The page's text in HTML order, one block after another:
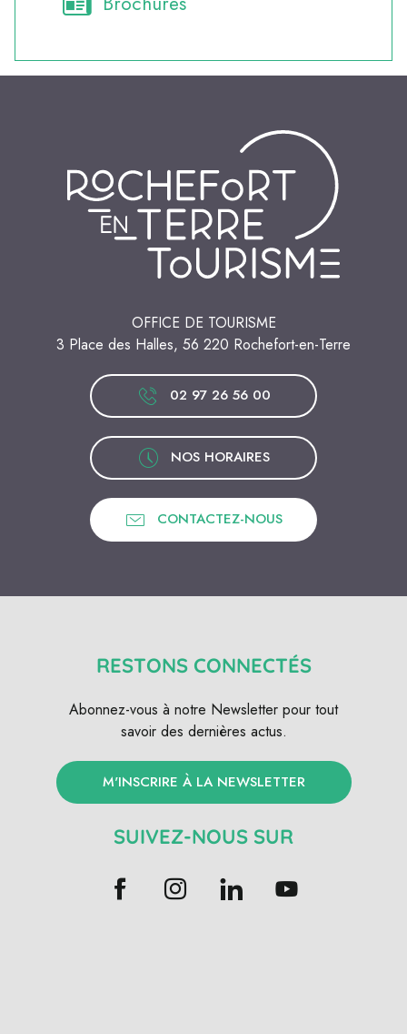
OFFICE DE TOURISME
3 Place des Halles, 56 220 Rochefort-en-Terre
02 97 26 56 00
NOS HORAIRES
CONTACTEZ-NOUS
RESTONS CONNECTÉS
Abonnez-vous à notre Newsletter pour tout
savoir des dernières actus.
M'INSCRIRE À LA NEWSLETTER
SUIVEZ-NOUS SUR